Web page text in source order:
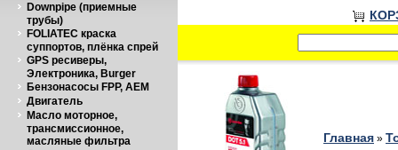
Downpipe (приемные
трубы)
FOLIATEC краска
суппортов, плёнка спрей
GPS ресиверы,
Электроника, Burger
Бензонасосы FPP, AEM
Двигатель
Масло моторное,
трансмиссионное,
масляные фильтра
Главная »